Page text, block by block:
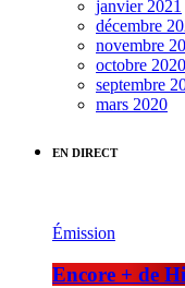
janvier 2021
décembre
novembre
octobre 2020
septembre
mars 2020
EN DIRECT
Émission
Encore + de